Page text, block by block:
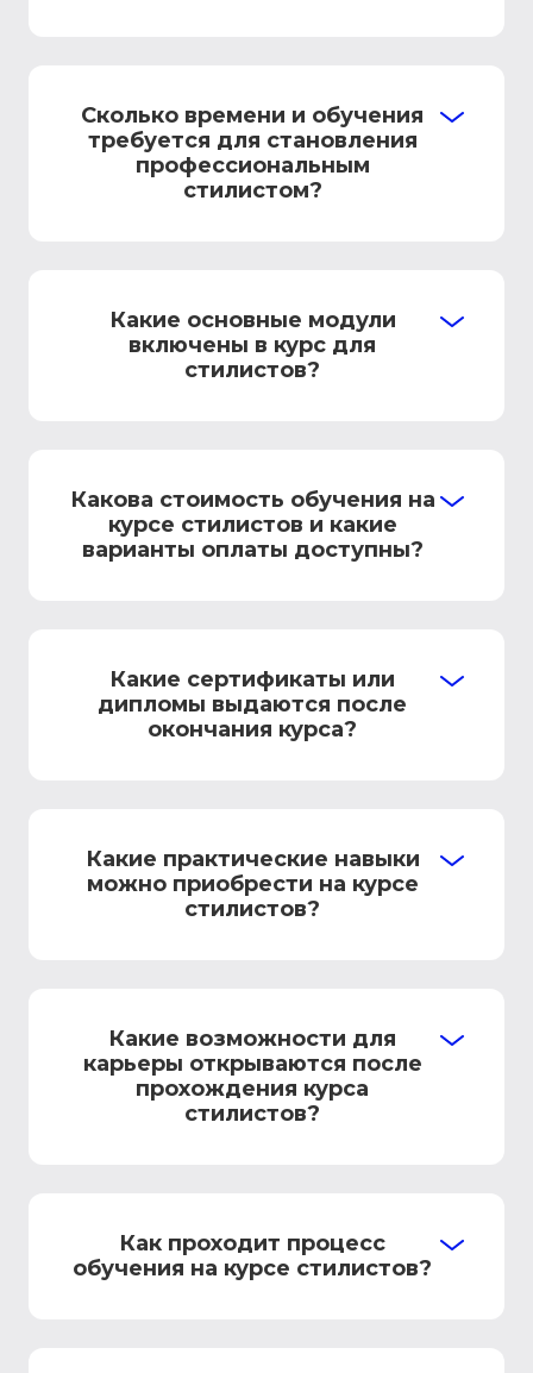
Сколько времени и обучения
требуется для становления
профессиональным
стилистом?
Какие основные модули
включены в курс для
стилистов?
Какова стоимость обучения на
курсе стилистов и какие
варианты оплаты доступны?
Какие сертификаты или
дипломы выдаются после
окончания курса?
Какие практические навыки
можно приобрести на курсе
стилистов?
Какие возможности для
карьеры открываются после
прохождения курса
стилистов?
Как проходит процесс
обучения на курсе стилистов?